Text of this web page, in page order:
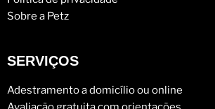
Sobre a Petz
SERVIÇOS
Adestramento a domicílio ou online